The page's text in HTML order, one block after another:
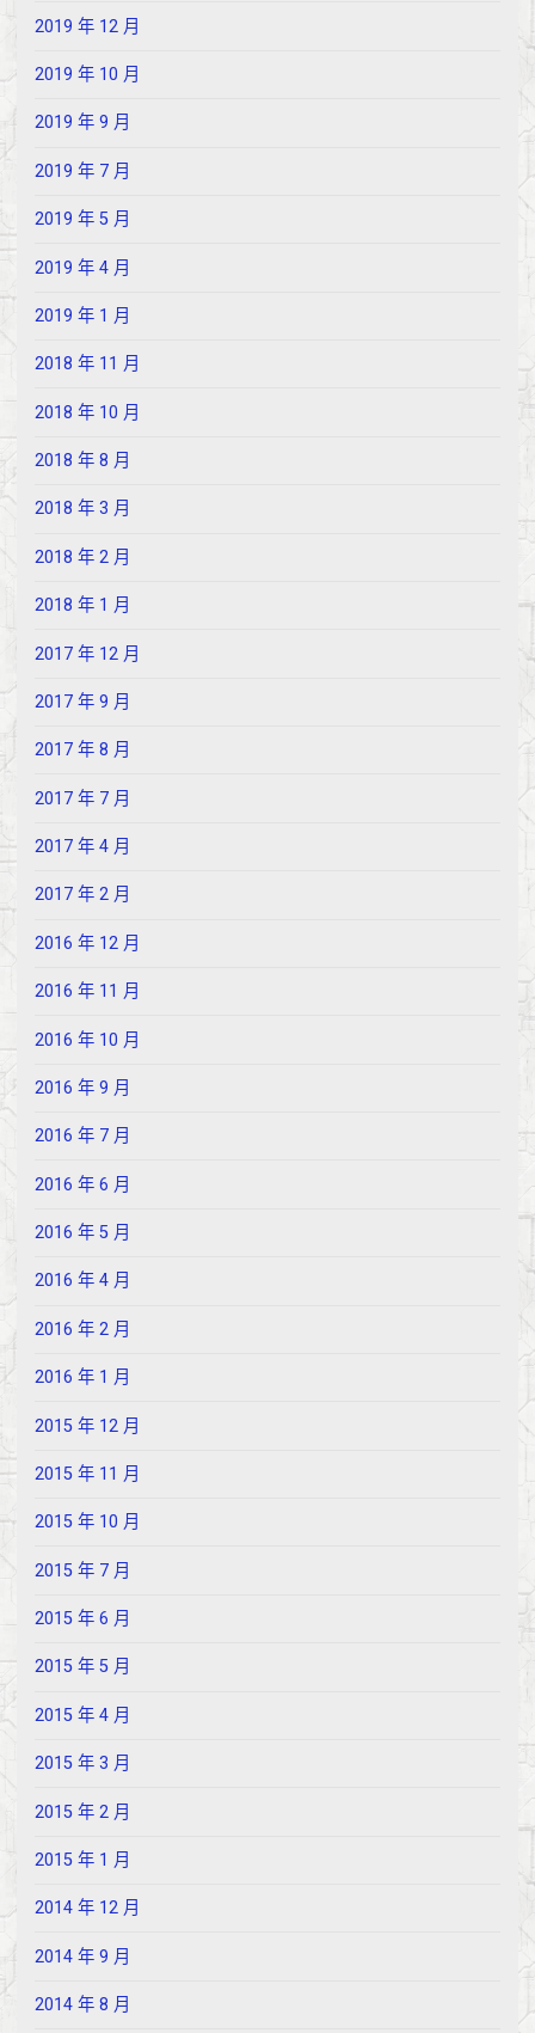
2019 年 12 月
2019 年 10 月
2019 年 9 月
2019 年 7 月
2019 年 5 月
2019 年 4 月
2019 年 1 月
2018 年 11 月
2018 年 10 月
2018 年 8 月
2018 年 3 月
2018 年 2 月
2018 年 1 月
2017 年 12 月
2017 年 9 月
2017 年 8 月
2017 年 7 月
2017 年 4 月
2017 年 2 月
2016 年 12 月
2016 年 11 月
2016 年 10 月
2016 年 9 月
2016 年 7 月
2016 年 6 月
2016 年 5 月
2016 年 4 月
2016 年 2 月
2016 年 1 月
2015 年 12 月
2015 年 11 月
2015 年 10 月
2015 年 7 月
2015 年 6 月
2015 年 5 月
2015 年 4 月
2015 年 3 月
2015 年 2 月
2015 年 1 月
2014 年 12 月
2014 年 9 月
2014 年 8 月